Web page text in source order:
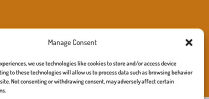
Manage Consent
we use technologies like cookies to store and/or access device
to these technologies will allow us to process data such as browsing behavior
Not consenting or withdrawing consent, may adversely affect certain
:richard turner